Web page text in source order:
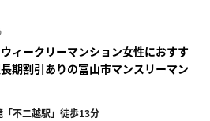
ィークリーマンション女性におすす
期割引ありの富山市マンスリーマン
不二越駅」徒歩13分